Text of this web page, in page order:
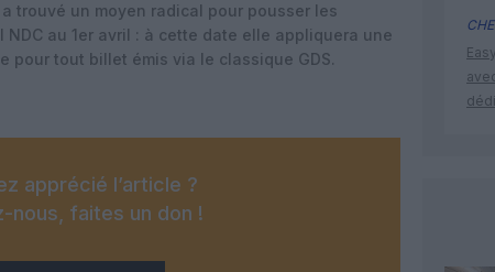
trouvé un moyen radical pour pousser les
au 1er avril : à cette date elle appliquera une
pour tout billet émis via le classique GDS.
apprécié l’article ?
nous, faites un don !